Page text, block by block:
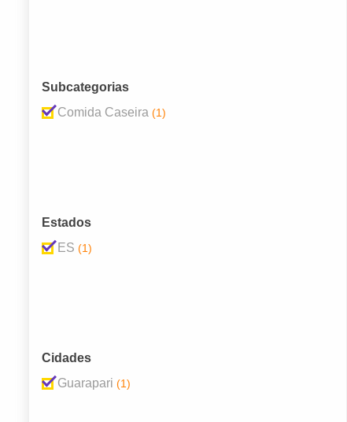
Subcategorias
Comida Caseira (1)
Estados
ES (1)
Cidades
Guarapari (1)